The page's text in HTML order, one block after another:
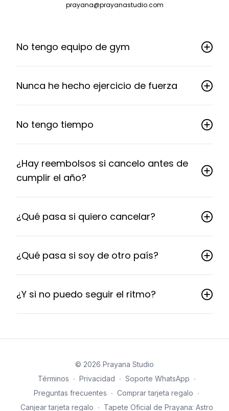
prayana@prayanastudio.com
No tengo equipo de gym
Nunca he hecho ejercicio de fuerza
No tengo tiempo
¿Hay reembolsos si cancelo antes de
cumplir el año?
¿Qué pasa si quiero cancelar?
¿Qué pasa si soy de otro país?
¿Y si no puedo seguir el ritmo?
© 2026 Prayana Studio
Términos ∙ Privacidad ∙ Soporte WhatsApp ∙
Preguntas frecuentes ∙ Comprar tarjeta regalo ∙
Canjear tarjeta regalo ∙ Tapete Oficial de Prayana: Astro